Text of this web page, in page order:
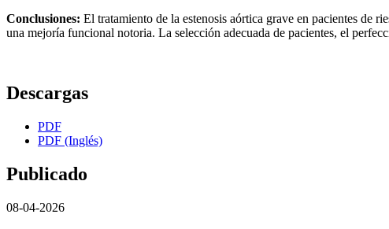
Conclusiones: El tratamiento de la estenosis aórtica grave en pacientes de
una mejoría funcional notoria. La selección adecuada de pacientes, el
Descargas
PDF
PDF (Inglés)
Publicado
08-04-2026